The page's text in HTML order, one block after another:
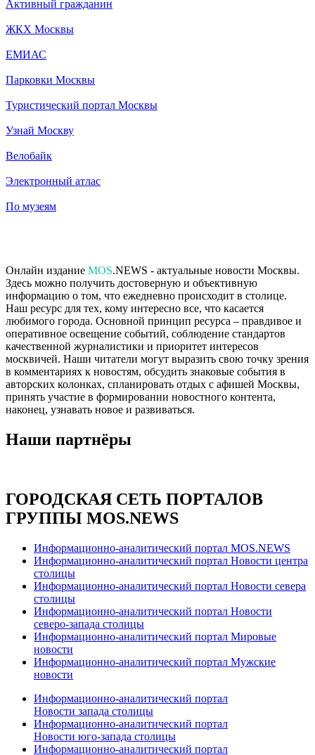
Активный гражданин
ЖКХ Москвы
ЕМИАС
Парковки Москвы
Туристический портал Москвы
Узнай Москву
Велобайк
Электронный атлас
По музеям
Онлайн издание MOS.NEWS - актуальные новости Москвы.
Здесь можно получить достоверную и объективную
информацию о том, что ежедневно происходит в столице.
Наш ресурс для тех, кому интересно все, что касается
любимого города. Основной принцип ресурса – правдивое и
оперативное освещение событий, соблюдение стандартов
качественной журналистики и приоритет интересов
москвичей. Наши читатели могут выразить свою точку зрения
в комментариях к новостям, обсудить знаковые события в
авторских колонках, спланировать отдых с афишей Москвы,
принять участие в формировании новостного контента,
наконец, узнавать новое и развиваться.
Наши партнёры
ГОРОДСКАЯ СЕТЬ ПОРТАЛОВ
ГРУППЫ MOS.NEWS
Информационно-аналитический портал MOS.NEWS
Информационно-аналитический портал Новости центра
столицы
Информационно-аналитический портал Новости севера
столицы
Информационно-аналитический портал Новости
северо-запада столицы
Информационно-аналитический портал Мировые
новости
Информационно-аналитический портал Мужские
новости
Информационно-аналитический портал
Новости запада столицы
Информационно-аналитический портал
Новости юго-запада столицы
Информационно-аналитический портал